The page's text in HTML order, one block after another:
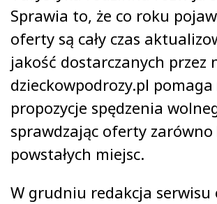
Sprawia to, że co roku
oferty są cały czas
jakość dostarczanych przez
dzieckowpodrozy.pl
propozycje spędzenia
sprawdzając oferty
powstałych miejsc.
W grudniu redakcja serwisu